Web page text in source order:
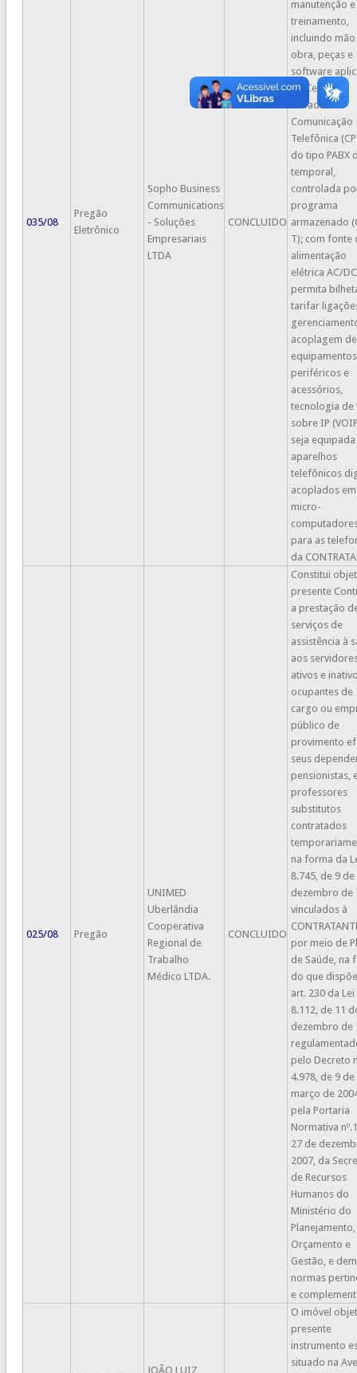
035/08
Pregão
Eletrônico
Sopho Business
Communications
- Soluções
Empresariais
LTDA
CONCLUIDO
manutenção e
treinamento,
incluindo
obra, peças e
software
de Centrais
Privadas de
Comunicação
Telefônica
do tipo PABX
temporal,
controlada
programa
armazenado
T); com fonte
alimentação
elétrica AC/
permita
tarifar
acoplagem de
equipamentos
periféricos e
acessórios,
tecnologia de
sobre IP
seja
aparelhos
telefônicos
acoplados em
micro-
para as
da
025/08 Pregão
UNIMED
Uberlândia
Cooperativa
Regional de
Trabalho
Médico LTDA.
CONCLUIDO
Constitui
presente
a prestação
serviços de
assistência à
aos
ativos e
ocupantes de
cargo ou
público de
provimento
seus
pensionistas,
professores
substitutos
contratados
na forma da
8.745, de 9 de
dezembro de
vinculados à
por meio de
de Saúde, na
do que
art. 230 da Lei
8.112, de 11
dezembro de
pelo Decreto
4.978, de 9 de
março de
pela Portaria
Normativa
27 de
2007, da
de Recursos
Humanos do
Ministério do
Planejamento,
Orçamento e
Gestão, e
normas
e
JOÃO LUIZ
O imóvel
presente
instrumento
situado na